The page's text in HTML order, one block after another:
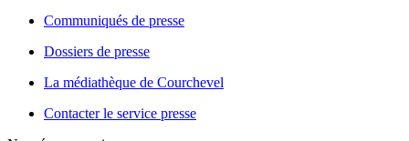
Communiqués de presse
Dossiers de presse
La médiathèque de Courchevel
Contacter le service presse